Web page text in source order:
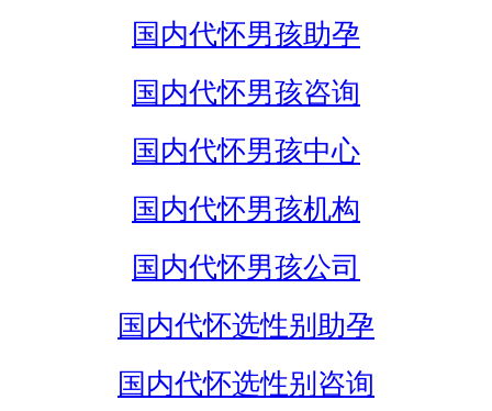
国内代怀男孩助孕
国内代怀男孩咨询
国内代怀男孩中心
国内代怀男孩机构
国内代怀男孩公司
国内代怀选性别助孕
国内代怀选性别咨询